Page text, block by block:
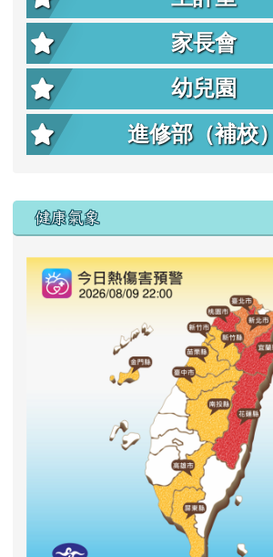
家長會
幼兒園
進修部（補校）
右邊區域內容
健康氣象